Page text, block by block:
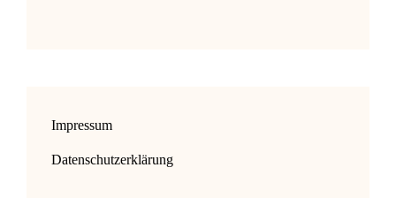
Impressum
Datenschutzerklärung